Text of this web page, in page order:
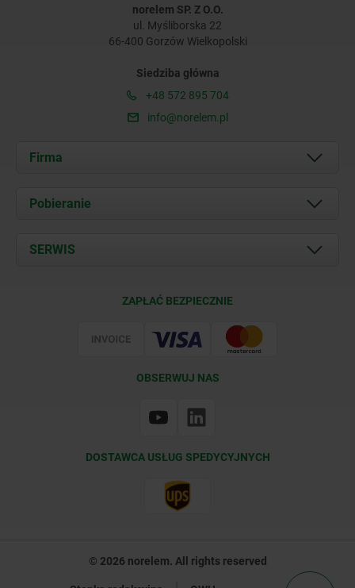
norelem SP. Z O.O.
ul. Myśliborska 22
66-400 Gorzów Wielkopolski
Siedziba główna
+48 572 895 704
info@norelem.pl
Firma
O nas
Kontakt
Pobieranie
Documents
SERWIS
ZAPŁAĆ BEZPIECZNIE
OBSERWUJ NAS
DOSTAWCA USŁUG SPEDYCYJNYCH
© 2026 norelem. All rights reserved